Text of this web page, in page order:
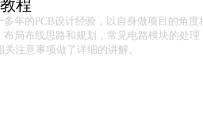
程
年的PCB设计经验，以自身做项目的角度
局布线思路和规划，常见电路模块的处
注意事项做了详细的讲解。